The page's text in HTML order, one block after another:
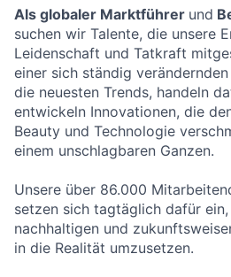
Als globaler Marktführer und
suchen wir Talente, die unsere
Leidenschaft und Tatkraft
einer sich ständig
die neuesten Trends, handeln
entwickeln Innovationen, die
Beauty und Technologie
einem unschlagbaren Ganzen.
Unsere über 86.000
setzen sich tagtäglich dafür
nachhaltigen und
in die Realität umzusetzen.